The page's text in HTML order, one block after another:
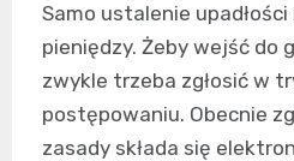
Samo ustalenie
pieniędzy. Żeby wejść do
zwykle trzeba zgłosić w
postępowaniu. Obecnie
zasady składa się